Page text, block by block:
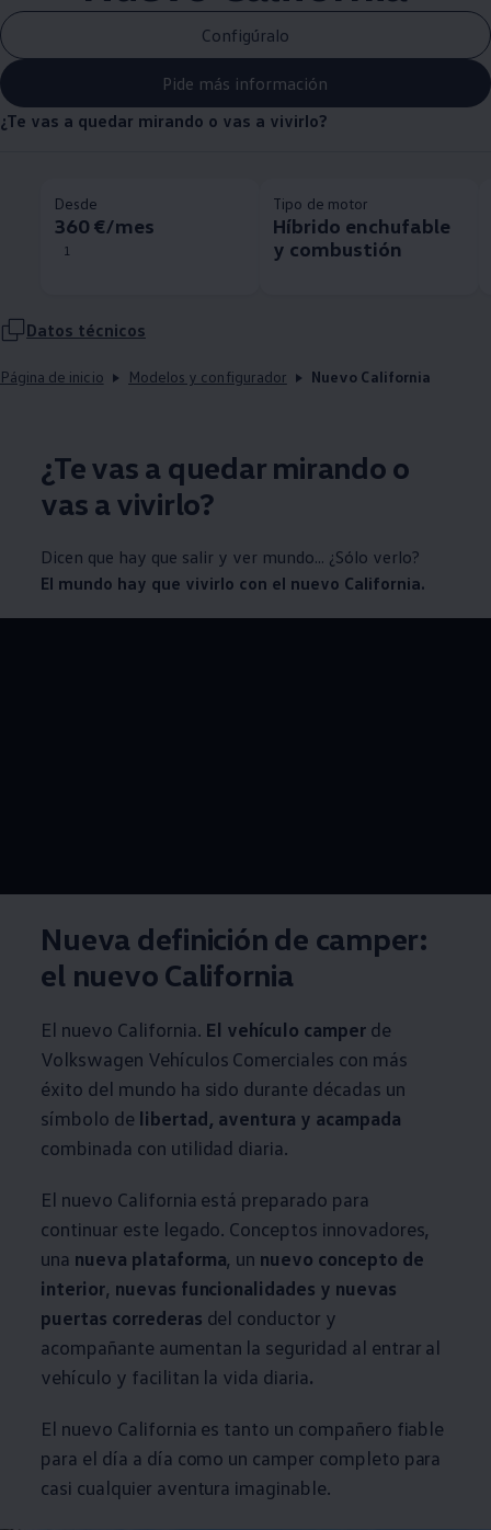
Configúralo
Pide más información
¿Te vas a quedar mirando o vas a vivirlo?
Desde
360 €/mes
1
Tipo de motor
Híbrido enchufable
y combustión
Datos técnicos
Página de inicio Modelos y configurador Nuevo California
¿Te vas a quedar mirando o
vas a vivirlo?
Dicen que hay que salir y ver mundo... ¿Sólo verlo?
El mundo hay que vivirlo con el nuevo California.
Nueva definición de camper:
el nuevo California
El nuevo California. El vehículo camper de
Volkswagen Vehículos Comerciales con más
éxito del mundo ha sido durante décadas un
símbolo de libertad, aventura y acampada
combinada con utilidad diaria.
El nuevo California está preparado para
continuar este legado. Conceptos innovadores,
una nueva plataforma, un nuevo concepto de
interior, nuevas funcionalidades y nuevas
puertas correderas del conductor y
acompañante aumentan la seguridad al entrar al
vehículo y facilitan la vida diaria.
El nuevo California es tanto un compañero fiable
para el día a día como un camper completo para
casi cualquier aventura imaginable.